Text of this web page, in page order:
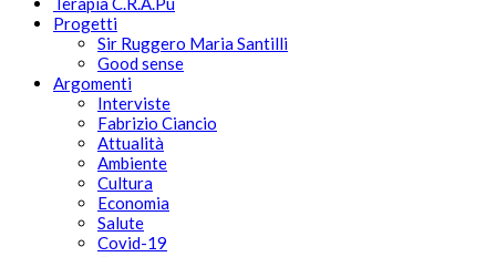
Progetti
Sir Ruggero Maria Santilli
Good sense
Argomenti
Interviste
Fabrizio Ciancio
Attualità
Ambiente
Cultura
Economia
Salute
Covid-19